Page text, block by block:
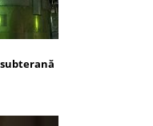
subterană